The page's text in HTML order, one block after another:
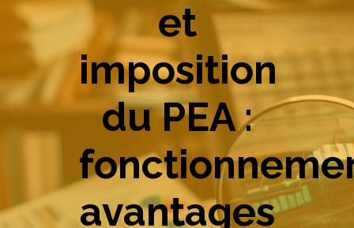
et
imposition
du PEA :
avantages